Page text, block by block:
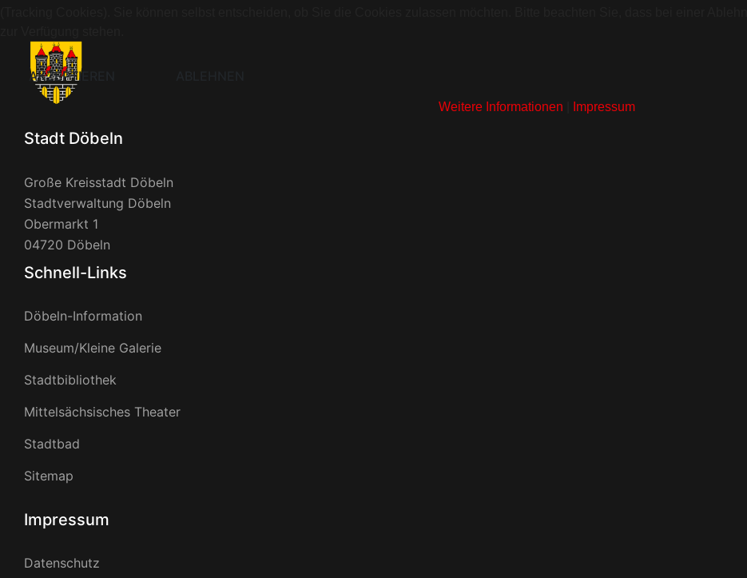
Stadt Döbeln
Große Kreisstadt Döbeln
Stadtverwaltung Döbeln
Obermarkt 1
04720 Döbeln
Schnell-Links
Döbeln-Information
Museum/Kleine Galerie
Stadtbibliothek
Mittelsächsisches Theater
Stadtbad
Sitemap
Impressum
Datenschutz
AKZEPTIEREN
Weitere Informationen Impressum